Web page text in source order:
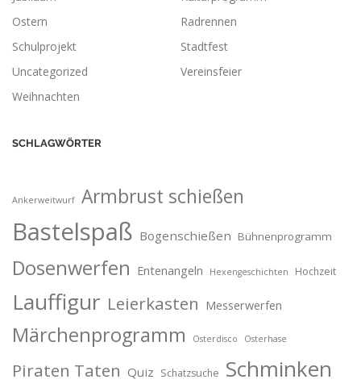
Ostern
Radrennen
Schulprojekt
Stadtfest
Uncategorized
Vereinsfeier
Weihnachten
SCHLAGWÖRTER
Ankerweitwurf Armbrust schießen
Bastelspaß Bogenschießen Bühnenprogramm
Dosenwerfen Entenangeln Hexengeschichten Hochzeit
Lauffigur Leierkasten Messerwerfen
Märchenprogramm Osterdisco Osterhase
Piraten Taten Quiz Schatzsuche Schminken